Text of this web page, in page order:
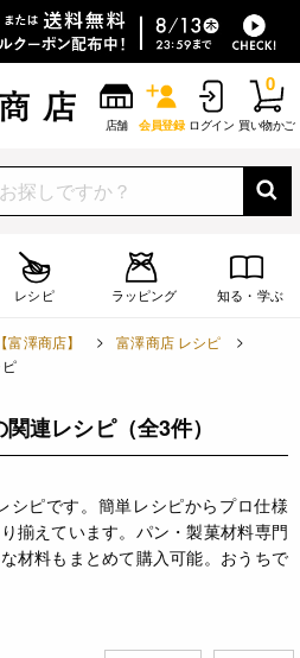
店舗 会員登録 ログイン 買い物かご
0
レシピ ラッピング 知る・学ぶ
澤商店】
富澤商店 レシピ
関連レシピ（全3件）
シピです。簡単レシピからプロ仕様
揃えています。パン・製菓材料専門
材料もまとめて購入可能。おうちで